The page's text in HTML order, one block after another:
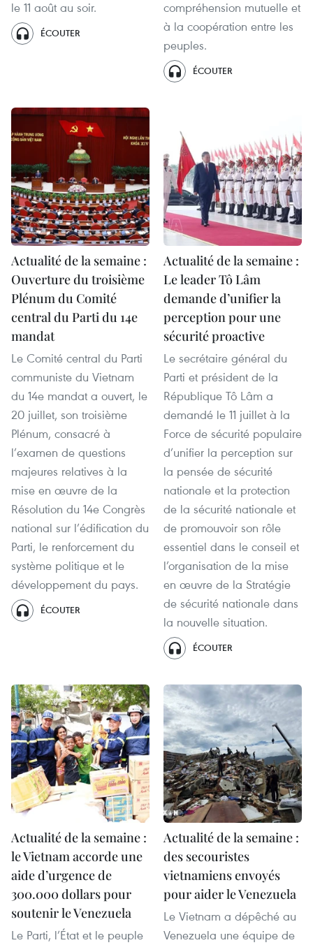
le 11 août au soir.
ÉCOUTER
compréhension mutuelle et
à la coopération entre les
peuples.
ÉCOUTER
Actualité de la semaine :
Ouverture du troisième
Plénum du Comité
central du Parti du 14e
mandat
Le Comité central du Parti
communiste du Vietnam
du 14e mandat a ouvert, le
20 juillet, son troisième
Plénum, consacré à
l’examen de questions
majeures relatives à la
mise en œuvre de la
Résolution du 14e Congrès
national sur l’édification du
Parti, le renforcement du
système politique et le
développement du pays.
ÉCOUTER
Actualité de la semaine :
Le leader Tô Lâm
demande d’unifier la
perception pour une
sécurité proactive
Le secrétaire général du
Parti et président de la
République Tô Lâm a
demandé le 11 juillet à la
Force de sécurité populaire
d’unifier la perception sur
la pensée de sécurité
nationale et la protection
de la sécurité nationale et
de promouvoir son rôle
essentiel dans le conseil et
l’organisation de la mise
en œuvre de la Stratégie
de sécurité nationale dans
la nouvelle situation.
ÉCOUTER
Actualité de la semaine :
le Vietnam accorde une
aide d’urgence de
300.000 dollars pour
soutenir le Venezuela
Le Parti, l’État et le peuple
Actualité de la semaine :
des secouristes
vietnamiens envoyés
pour aider le Venezuela
Le Vietnam a dépêché au
Venezuela une équipe de